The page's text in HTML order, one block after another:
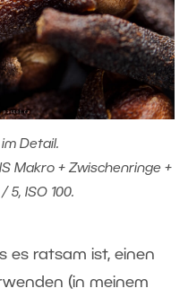
Detail.
Makro + Zwischenringe +
5, ISO 100.
es ratsam ist, einen
(in meinem